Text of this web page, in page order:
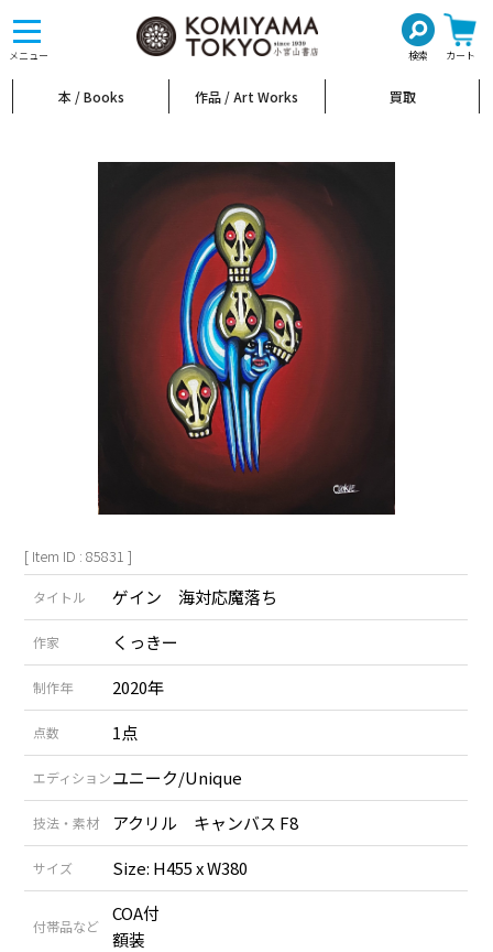
メニュー 検索 カート
toggle
navigation
本 / Books 作品 / Art Works 買取
[ Item ID : 85831 ]
タイトル ゲイン 海対応魔落ち
作家 くっきー
制作年 2020年
点数 1点
エディションユニーク/Unique
技法・素材 アクリル キャンバス F8
サイズ Size: H455 x W380
付帯品など
COA付
額装